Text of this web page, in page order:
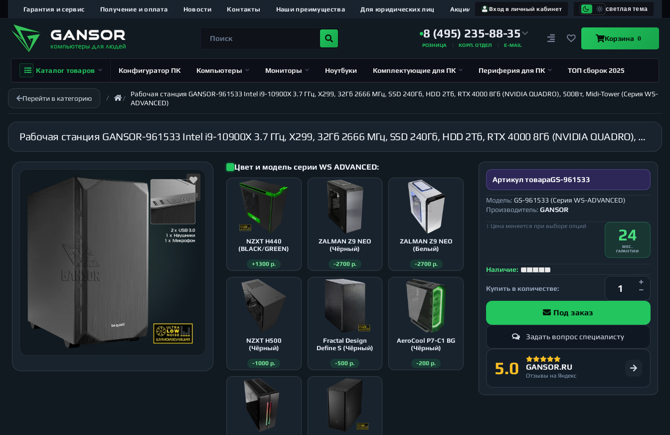
Вход в личный кабинет светлая тема
Гарантия и сервис Получение и оплата Новости Контакты Наши преимущества Для юридических лиц Акции
8 (495) 235-88-35
РОЗНИЦА КОРП. ОТДЕЛ E-MAIL
Корзина 0
Каталог товаров Конфигуратор ПК Компьютеры Мониторы Ноутбуки Комплектующие для ПК Периферия для ПК ТОП сборок 2025
Перейти в категорию
Рабочая станция GANSOR-961533 Intel i9-10900X 3.7 ГГц, X299, 32Гб 2666 МГц, SSD 240Гб, HDD 2Тб, RTX 4000 8Гб (NVIDIA QUADRO), 500Вт, Midi-Tower (Серия WS-
ADVANCED)
Рабочая станция GANSOR-961533 Intel i9-10900X 3.7 ГГц, X299, 32Гб 2666 МГц, SSD 240Гб, HDD 2Тб, RTX 4000 8Гб (NVIDIA QUADRO), 500Вт, Midi-Tower (Серия WS-ADVANCED)
Цвет и модель серии WS ADVANCED:
NZXT H440
(BLACK/GREEN)
+1300 р.
ZALMAN Z9 NEO
(Чёрный)
-2700 р.
ZALMAN Z9 NEO
(Белый)
-2700 р.
NZXT H500
(Чёрный)
-1000 р.
Fractal Design
Define S (Чёрный)
-500 р.
AeroСool P7-C1 BG
(Чёрный)
-200 р.
Артикул товараGS-961533
Модель: GS-961533 (Серия WS-ADVANCED)
Производитель: GANSOR
↕ Цена меняется при выборе опций 24
МЕС.
ГАРАНТИИ
Наличие:
Купить в количестве:
Под заказ
Задать вопрос специалисту
5.0 GANSOR.RU
Отзывы на Яндекс